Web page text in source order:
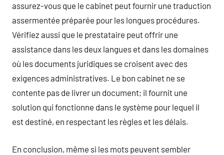
assurez-vous que le cabinet peut fournir une traduction
assermentée préparée pour les longues procédures.
Vérifiez aussi que le prestataire peut offrir une
assistance dans les deux langues et dans les domaines
où les documents juridiques se croisent avec des
exigences administratives. Le bon cabinet ne se
contente pas de livrer un document; il fournit une
solution qui fonctionne dans le système pour lequel il
est destiné, en respectant les règles et les délais.
En conclusion, même si les mots peuvent sembler